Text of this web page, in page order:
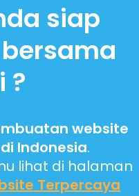
siap
?
website
Indonesia.
lihat di halaman
Terpercaya